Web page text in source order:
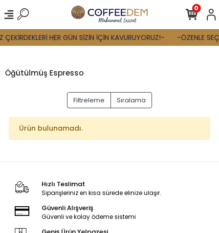
HER GÜN SİZİN İÇİN KAVURUYORUZ!- -ÖZENLE
0
Öğütülmüş Espresso
Filtreleme Sıralama
Ürün bulunamadı.
Hızlı Teslimat
Siparişleriniz en kısa sürede elinize ulaşır.
Güvenli Alışveriş
Güvenli ve kolay ödeme sistemi